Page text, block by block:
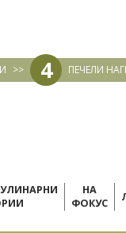
>> 4 ПЕЧЕЛИ
НА
ФОКУС